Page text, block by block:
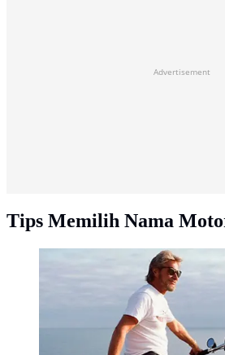
Advertisement
Tips Memilih Nama